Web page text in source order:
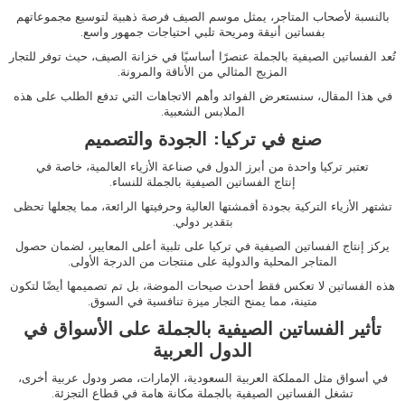
بالنسبة لأصحاب المتاجر، يمثل موسم الصيف فرصة ذهبية لتوسيع مجموعاتهم
بفساتين أنيقة ومريحة تلبي احتياجات جمهور واسع.
تُعد الفساتين الصيفية بالجملة عنصرًا أساسيًا في خزانة الصيف، حيث توفر للتجار
المزيج المثالي من الأناقة والمرونة.
في هذا المقال، سنستعرض الفوائد وأهم الاتجاهات التي تدفع الطلب على هذه
الملابس الشعبية.
صنع في تركيا: الجودة والتصميم
تعتبر تركيا واحدة من أبرز الدول في صناعة الأزياء العالمية، خاصة في
إنتاج الفساتين الصيفية بالجملة للنساء.
تشتهر الأزياء التركية بجودة أقمشتها العالية وحرفيتها الرائعة، مما يجعلها تحظى
بتقدير دولي.
يركز إنتاج الفساتين الصيفية في تركيا على تلبية أعلى المعايير، لضمان حصول
المتاجر المحلية والدولية على منتجات من الدرجة الأولى.
هذه الفساتين لا تعكس فقط أحدث صيحات الموضة، بل تم تصميمها أيضًا لتكون
متينة، مما يمنح التجار ميزة تنافسية في السوق.
تأثير الفساتين الصيفية بالجملة على الأسواق في
الدول العربية
في أسواق مثل المملكة العربية السعودية، الإمارات، مصر ودول عربية أخرى،
تشغل الفساتين الصيفية بالجملة مكانة هامة في قطاع التجزئة.